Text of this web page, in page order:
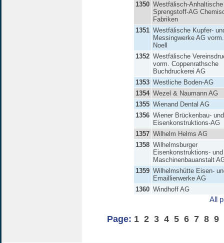
1350 Westfälisch-Anhaltische
Sprengstoff-AG
Fabriken
1351 Westfälische Kupfer-
Messingwerke AG
Noell
1352 Westfälische
vorm. Coppenrathsche
Buchdruckerei AG
1353 Westliche Boden-AG
1354 Wezel & Naumann AG
1355 Wienand Dental AG
1356 Wiener Brückenbau- und
Eisenkonstruktions-AG
1357 Wilhelm Helms AG
1358 Wilhelmsburger
Eisenkonstruktions- und
Maschinenbauanstalt
1359 Wilhelmshütte Eisen-
Emaillierwerke AG
1360 Windhoff AG
All
Page: 1 2 3 4 5 6 7 8 9